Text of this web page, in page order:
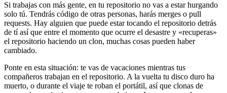
Si trabajas con más gente, en tu repositorio no vas a estar hurgando
solo tú. Tendrás código de otras personas, harás merges o pull
requests. Hay alguien que puede estar tocando el repositorio detrás
de tí así que entre el momento que ocurre el desastre y «recuperas»
el repositorio haciendo un clon, muchas cosas pueden haber
cambiado.
Ponte en esta situación: te vas de vacaciones mientras tus
compañeros trabajan en el repositorio. A la vuelta tu disco duro ha
muerto, o durante el viaje te roban el portátil, así que clonas de